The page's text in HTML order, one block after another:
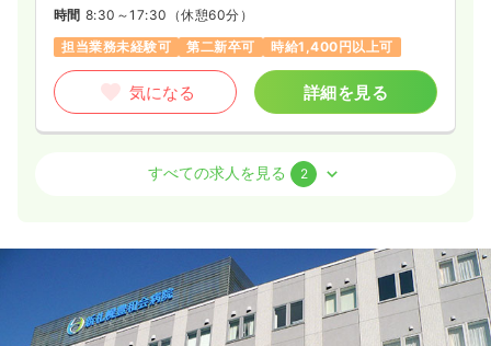
時間 8:30～17:30 （休憩60分）
担当業務未経験可
第二新卒可 時給1,400円以上可
気になる 詳細を見る
正・准看護師
賞与4.5ヶ月
9:00～18:00（休憩60分）
日祝休み
年間休日123日 月給20万円以上可
すべての求人を見る 2